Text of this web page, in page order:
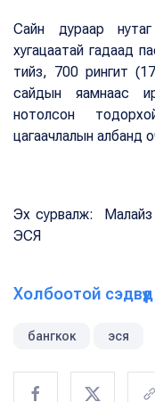
Сайн дураар нутаг
хугацаатай гадаад
тийз, 700 рингит
сайдын яамнаас
нотолсон
цагаачлалын албанд
Эх сурвалж: Малайз
ЭСЯ
Холбоотой сэдвүүд
бангкок эся